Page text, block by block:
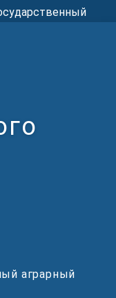
аграрный